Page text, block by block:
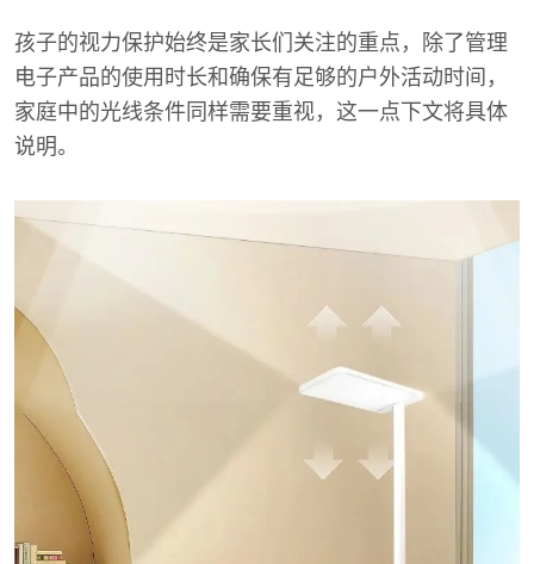
孩子的视力保护始终是家长们关注的重点，除了管理
电子产品的使用时长和确保有足够的户外活动时间，
家庭中的光线条件同样需要重视，这一点下文将具体
说明。